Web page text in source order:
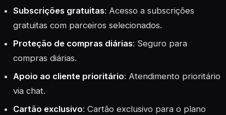
Subscrições gratuitas: Acesso a subscrições
gratuitas com parceiros selecionados.
Proteção de compras diárias: Seguro para
compras diárias.
Apoio ao cliente prioritário: Atendimento prioritário
via chat.
Cartão exclusivo: Cartão exclusivo para o plano